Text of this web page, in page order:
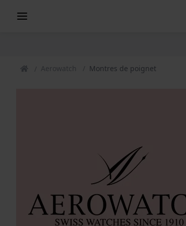
Aerowatch Montres de poignet